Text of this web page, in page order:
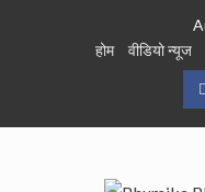
होम
वीडियो न्यूज